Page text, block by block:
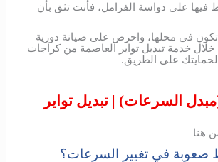
على دواسة الفرامل، فأنت تثق بأن
تكون في محلها، واحرص على صيانة دورية
خدمة تبديل تواير العاصمة من كراجات
لحمايتك على الطريق.
السرعات) | تبديل تواير
هنا
صعوبة في تغيير السرعات؟